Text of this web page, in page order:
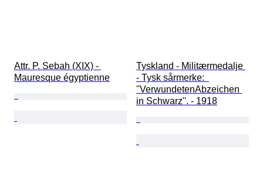
Attr. P. Sebah (XIX) -
Mauresque égyptienne
Tyskland - Militærmedalje
- Tysk sårmerke:
''VerwundetenAbzeichen
in Schwarz''. - 1918